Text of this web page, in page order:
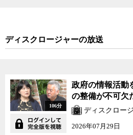
ディスクロージャーの放送
106分
政府の情報活動
の整備が不可欠
ディスクロー
2026年07月29日